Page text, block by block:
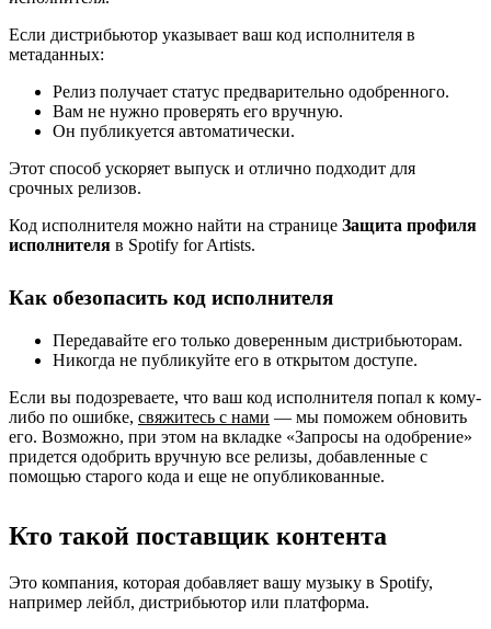
Если дистрибьютор указывает ваш код исполнителя в
метаданных:
Релиз получает статус предварительно одобренного.
Вам не нужно проверять его вручную.
Он публикуется автоматически.
Этот способ ускоряет выпуск и отлично подходит для
срочных релизов.
Код исполнителя можно найти на странице Защита профиля
исполнителя в Spotify for Artists.
Как обезопасить код исполнителя
Передавайте его только доверенным дистрибьюторам.
Никогда не публикуйте его в открытом доступе.
Если вы подозреваете, что ваш код исполнителя попал к кому-
либо по ошибке, свяжитесь с нами — мы поможем обновить
его. Возможно, при этом на вкладке «Запросы на одобрение»
придется одобрить вручную все релизы, добавленные с
помощью старого кода и еще не опубликованные.
Кто такой поставщик контента
Это компания, которая добавляет вашу музыку в Spotify,
например лейбл, дистрибьютор или платформа.